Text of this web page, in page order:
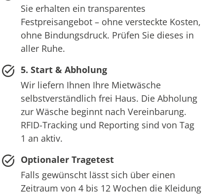
Sie erhalten ein transparentes
Festpreisangebot – ohne versteckte Kosten,
ohne Bindungsdruck. Prüfen Sie dieses in
aller Ruhe.
5. Start & Abholung
Wir liefern Ihnen Ihre Mietwäsche
selbstverständlich frei Haus. Die Abholung
zur Wäsche beginnt nach Vereinbarung.
RFID-Tracking und Reporting sind von Tag
1 an aktiv.
Optionaler Tragetest
Falls gewünscht lässt sich über einen
Zeitraum von 4 bis 12 Wochen die Kleidung